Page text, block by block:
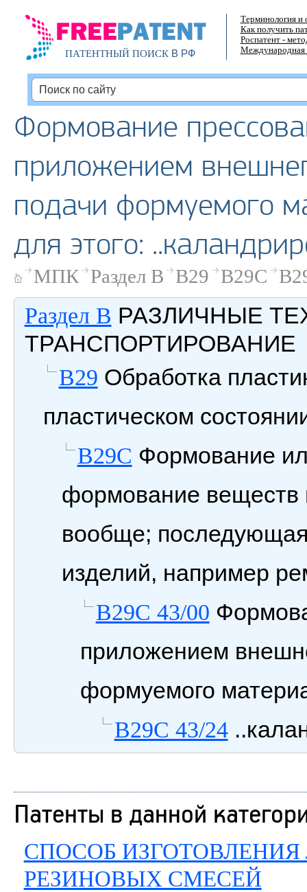
ПАТЕНТНЫЙ ПОИСКВ РФ
Терминология и
Как получить
Роспатент -
Международная
Формование
приложением
подачи формуемого
для этого:
МПК Раздел B B29 B29C
Раздел B РАЗЛИЧНЫЕ
ТРАНСПОРТИРОВАНИЕ
B29 Обработка
пластическом
B29C Формование
формование веществ
вообще;
изделий, например
B29C 43/00
приложением
формуемого
B29C 43/24
Патенты в данной
СПОСОБ
РЕЗИНОВЫХ СМЕСЕЙ